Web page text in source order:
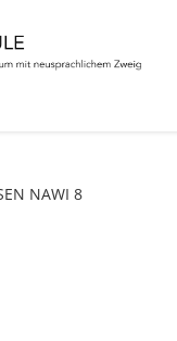
NAWI 8